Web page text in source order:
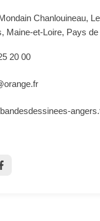
Chanlouineau,
Maine-et-Loire, Pays
20 00